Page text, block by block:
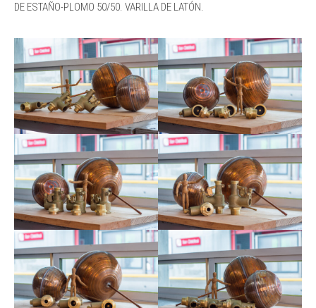
DE ESTAÑO-PLOMO 50/50. VARILLA DE LATÓN.